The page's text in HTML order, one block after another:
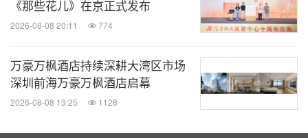
2005年，Big Bang腕表的瞩目问世进一步巩固了宇
舶表"融合的艺术"制表理念，淋漓诠释品牌于复杂功
能、表厂自制机芯以及先进材质领域的卓越造诣。
Big Bang腕表的发展之路亦彰显品牌于碳纤维、钛金
《那些花儿》在京正式发布
2026-08-08 20:11 774
万豪万枫酒店持续深耕大湾区市场
深圳前海万豪万枫酒店启幕
2026-08-08 13:25 1128